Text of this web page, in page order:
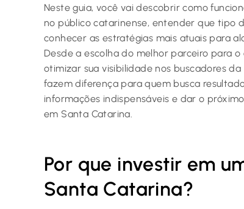
Neste guia, você vai descobrir como
no público catarinense, entender que tipo
conhecer as estratégias mais atuais para
Desde a escolha do melhor parceiro para
otimizar sua visibilidade nos buscadores
fazem diferença para quem busca
informações indispensáveis e dar o
em Santa Catarina.
Por que investir em
Santa Catarina?